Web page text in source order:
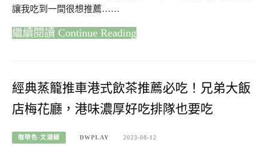
讓我吃到一間很想推薦……
Continue Reading
經典蒸籠推車港式飲茶推薦必吃！兄弟大飯
店梅花廳，港味濃厚好吃排隊也要吃
咖啡色-文湖線 DWPLAY 2023-08-12